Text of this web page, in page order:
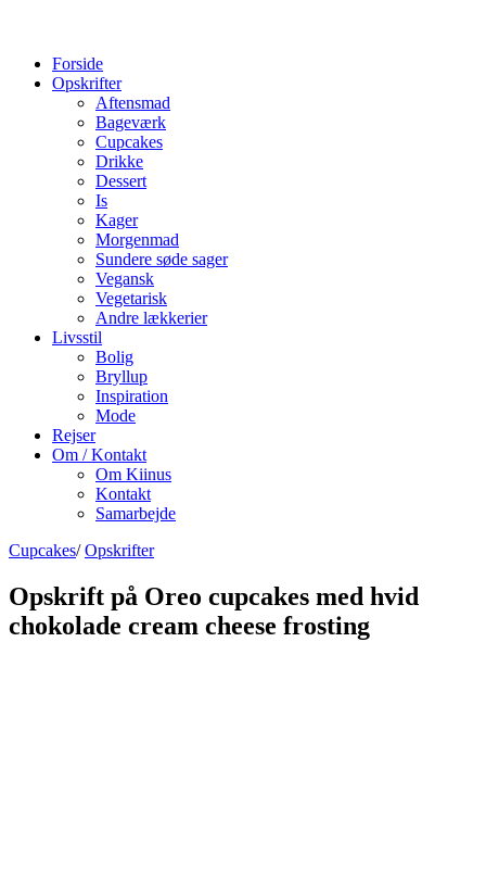
Forside
Opskrifter
Aftensmad
Bageværk
Cupcakes
Drikke
Dessert
Is
Kager
Morgenmad
Sundere søde sager
Vegansk
Vegetarisk
Andre lækkerier
Livsstil
Bolig
Bryllup
Inspiration
Mode
Rejser
Om / Kontakt
Om Kiinus
Kontakt
Samarbejde
Cupcakes/ Opskrifter
Opskrift på Oreo cupcakes med hvid
chokolade cream cheese frosting